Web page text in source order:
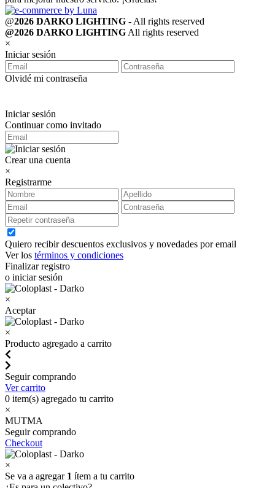
@2026 DARKO LIGHTING - All rights reserved
@2026 DARKO LIGHTING All rights reserved
×
Iniciar sesión
Olvidé mi contraseña
Iniciar sesión
Continuar como invitado
Crear una cuenta
×
Registrarme
Quiero recibir descuentos exclusivos y novedades por email
Ver los términos y condiciones
Finalizar registro
o iniciar sesión
×
Aceptar
×
Producto agregado a carrito
Seguir comprando
Ver carrito
0 item(s) agregado tu carrito
×
MUTMA
Seguir comprando
Checkout
×
Se va a agregar 1 ítem a tu carrito